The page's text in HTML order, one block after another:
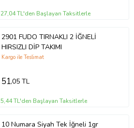
27,04 TL'den Başlayan Taksitlerle
2901 FUDO TIRNAKLI 2 İĞNELİ
HIRSIZLI DİP TAKIMI
Kargo ile Teslimat
51,05 TL
5,44 TL'den Başlayan Taksitlerle
10 Numara Siyah Tek İğneli 1gr